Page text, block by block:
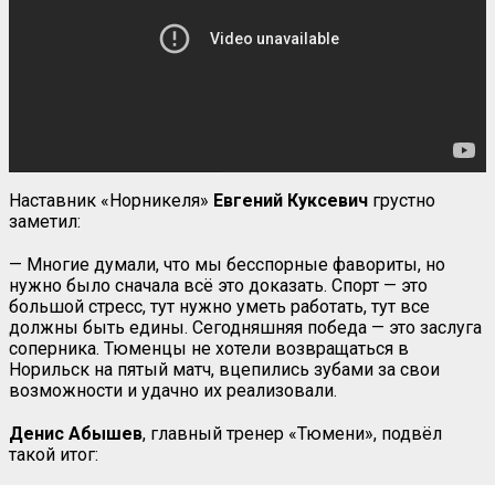
Наставник «Норникеля» Евгений Куксевич грустно
заметил:
— Многие думали, что мы бесспорные фавориты, но
нужно было сначала всё это доказать. Спорт — это
большой стресс, тут нужно уметь работать, тут все
должны быть едины. Сегодняшняя победа — это заслуга
соперника. Тюменцы не хотели возвращаться в
Норильск на пятый матч, вцепились зубами за свои
возможности и удачно их реализовали.
Денис Абышев, главный тренер «Тюмени», подвёл
такой итог: